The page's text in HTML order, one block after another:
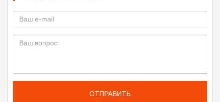
ОТПРАВИТЬ